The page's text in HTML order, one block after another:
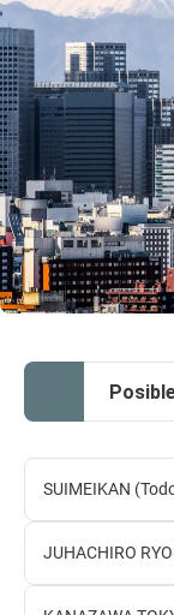
SUIMEIKAN
JUHACHIRO